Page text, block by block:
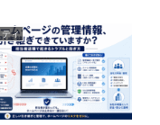
ティ